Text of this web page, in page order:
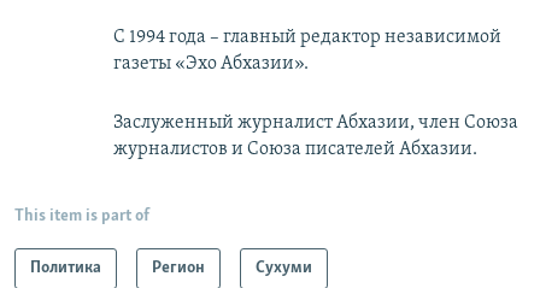
С 1994 года – главный редактор независимой
газеты «Эхо Абхазии».
Заслуженный журналист Абхазии, член Союза
журналистов и Союза писателей Абхазии.
This item is part of
Политика Регион Сухуми